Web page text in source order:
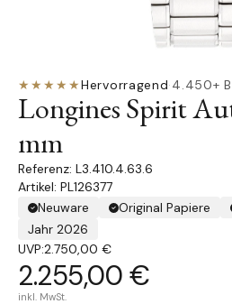
★★★★★Hervorragend·4.450+
Longines Spirit
mm
L3.410.4.63.6
Artikel: PL126377
Neuware
Original Papiere
Jahr 2026
UVP:2.750,00 €
2.255,00 €
inkl. MwSt.